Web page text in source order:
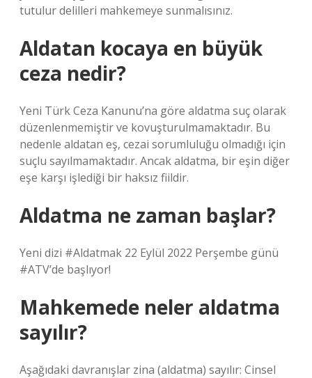
tutulur delilleri mahkemeye sunmalısınız.
Aldatan kocaya en büyük
ceza nedir?
Yeni Türk Ceza Kanunu’na göre aldatma suç olarak
düzenlenmemiştir ve kovuşturulmamaktadır. Bu
nedenle aldatan eş, cezai sorumluluğu olmadığı için
suçlu sayılmamaktadır. Ancak aldatma, bir eşin diğer
eşe karşı işlediği bir haksız fiildir.
Aldatma ne zaman başlar?
Yeni dizi #Aldatmak 22 Eylül 2022 Perşembe günü
#ATV’de başlıyor!
Mahkemede neler aldatma
sayılır?
Aşağıdaki davranışlar zina (aldatma) sayılır: Cinsel